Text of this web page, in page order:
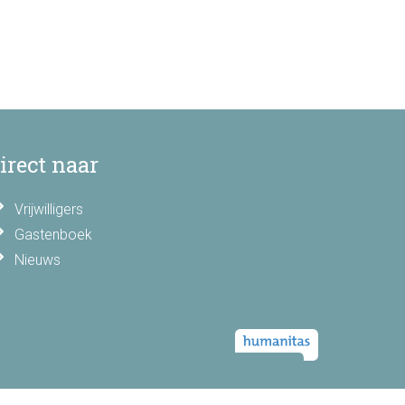
naar
Vrijwilligers
Gastenboek
Nieuws